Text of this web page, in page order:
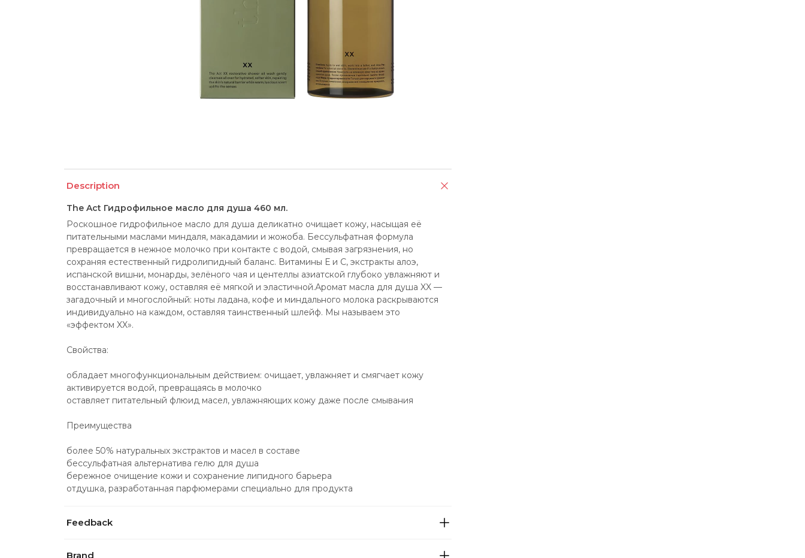
Description
The Act Гидрофильное масло для душа 460 мл.
Роскошное гидрофильное масло для душа деликатно очищает кожу, насыщая её
питательными маслами миндаля, макадамии и жожоба. Бессульфатная формула
превращается в нежное молочко при контакте с водой, смывая загрязнения, но
сохраняя естественный гидролипидный баланс. Витамины Е и С, экстракты алоэ,
испанской вишни, монарды, зелёного чая и центеллы азиатской глубоко увлажняют и
восстанавливают кожу, оставляя её мягкой и эластичной.Аромат масла для душа XX —
загадочный и многослойный: ноты ладана, кофе и миндального молока раскрываются
индивидуально на каждом, оставляя таинственный шлейф. Мы называем это
«эффектом XX».
Свойства:
обладает многофункциональным действием: очищает, увлажняет и смягчает кожу
активируется водой, превращаясь в молочко
оставляет питательный флюид масел, увлажняющих кожу даже после смывания
Преимущества
более 50% натуральных экстрактов и масел в составе
бессульфатная альтернатива гелю для душа
бережное очищение кожи и сохранение липидного барьера
отдушка, разработанная парфюмерами специально для продукта
Feedback
Brand